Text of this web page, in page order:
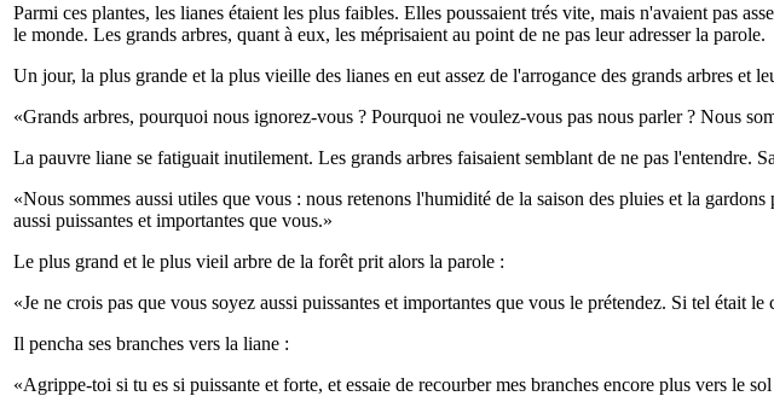
Parmi ces plantes, les lianes étaient les plus faibles. Elles poussaient trés vite, mais n'avaient pas
le monde. Les grands arbres, quant à eux, les méprisaient au point de ne pas leur adresser la parole.
Un jour, la plus grande et la plus vieille des lianes en eut assez de l'arrogance des grands arbres et
«Grands arbres, pourquoi nous ignorez-vous ? Pourquoi ne voulez-vous pas nous parler ? Nous
La pauvre liane se fatiguait inutilement. Les grands arbres faisaient semblant de ne pas l'entendre.
«Nous sommes aussi utiles que vous : nous retenons l'humidité de la saison des pluies et la
aussi puissantes et importantes que vous.»
Le plus grand et le plus vieil arbre de la forêt prit alors la parole :
«Je ne crois pas que vous soyez aussi puissantes et importantes que vous le prétendez. Si tel était
Il pencha ses branches vers la liane :
«Agrippe-toi si tu es si puissante et forte, et essaie de recourber mes branches encore plus vers le